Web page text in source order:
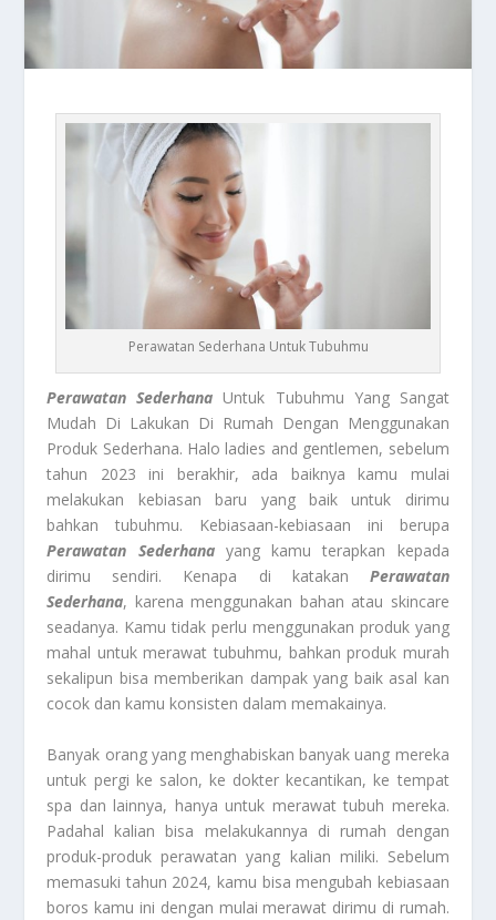
Perawatan Sederhana Untuk Tubuhmu
Perawatan Sederhana Untuk Tubuhmu Yang Sangat
Mudah Di Lakukan Di Rumah Dengan Menggunakan
Produk Sederhana. Halo ladies and gentlemen, sebelum
tahun 2023 ini berakhir, ada baiknya kamu mulai
melakukan kebiasan baru yang baik untuk dirimu
bahkan tubuhmu. Kebiasaan-kebiasaan ini berupa
Perawatan Sederhanayang kamu terapkan kepada
dirimu sendiri. Kenapa di katakan Perawatan
Sederhana, karena menggunakan bahan atau skincare
seadanya. Kamu tidak perlu menggunakan produk yang
mahal untuk merawat tubuhmu, bahkan produk murah
sekalipun bisa memberikan dampak yang baik asal kan
cocok dan kamu konsisten dalam memakainya.
Banyak orang yang menghabiskan banyak uang mereka
untuk pergi ke salon, ke dokter kecantikan, ke tempat
spa dan lainnya, hanya untuk merawat tubuh mereka.
Padahal kalian bisa melakukannya di rumah dengan
produk-produk perawatan yang kalian miliki. Sebelum
memasuki tahun 2024, kamu bisa mengubah kebiasaan
boros kamu ini dengan mulai merawat dirimu di rumah.